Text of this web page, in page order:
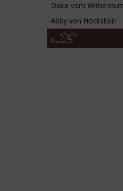
Diara vom
Abby von Hockstein